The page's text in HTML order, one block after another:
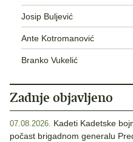
Josip Buljević
Ante Kotromanović
Branko Vukelić
Zadnje objavljeno
07.08.2026. Kadeti Kadetske
počast brigadnom generalu